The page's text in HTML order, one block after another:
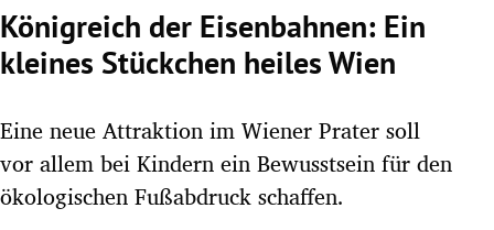
Untermenü
Untermenü
Untermenü
Untermenü
Königreich der Eisenbahnen: Ein
kleines Stückchen heiles Wien
Eine neue Attraktion im Wiener Prater soll
vor allem bei Kindern ein Bewusstsein für den
ökologischen Fußabdruck schaffen.